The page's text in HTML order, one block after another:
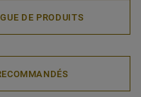
DE PRODUITS